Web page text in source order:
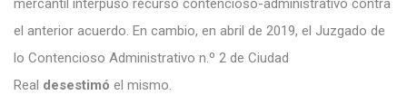
mercantil interpuso recurso contencioso-administrativo contra
el anterior acuerdo. En cambio, en abril de 2019, el Juzgado de
lo Contencioso Administrativo n.º 2 de Ciudad
Real desestimó el mismo.